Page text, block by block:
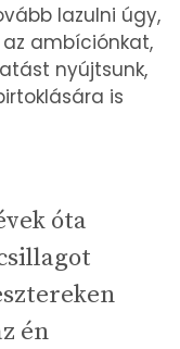
lazulni úgy,
ambíciónkat,
nyújtsunk,
is
óta
én